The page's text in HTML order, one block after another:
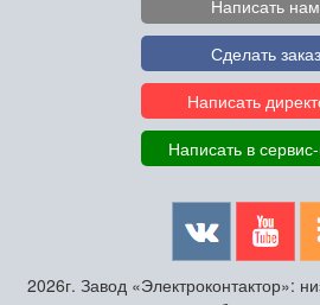
Написать нам
Сделать заказ
Написать
Написать в
2026г. Завод «Электроконтактор»: